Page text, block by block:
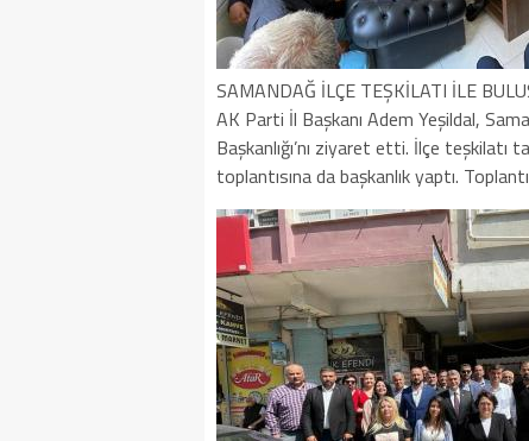
SAMANDAĞ İLÇE TEŞKİLATI İLE
AK Parti İl Başkanı Adem Yeşildal,
Başkanlığı’nı ziyaret etti. İlçe
toplantısına da başkanlık yaptı.